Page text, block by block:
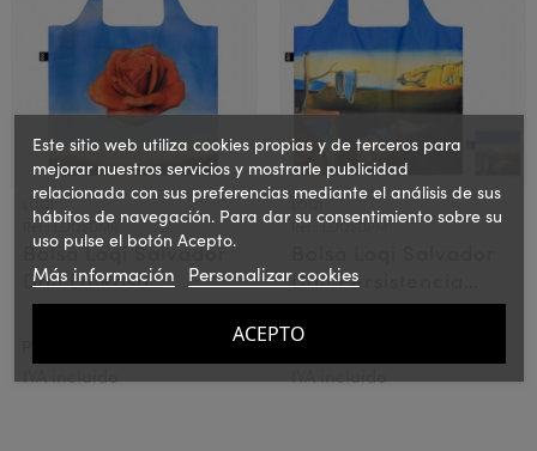
LOQI
Ref.: LOQSDMR
Bolsa Loqi Salvador
Dali La Rosa
Meditativa
IVA incluido
LOQI
Ref.: LOQSDPM
Dali Persistencia
Memoria
PVPR:
IVA incluido
Este sitio web utiliza cookies propias y de terceros para
mejorar nuestros servicios y mostrarle publicidad
relacionada con sus preferencias mediante el análisis de sus
hábitos de navegación. Para dar su consentimiento sobre su
uso pulse el botón Acepto.
Más información Personalizar cookies
ACEPTO